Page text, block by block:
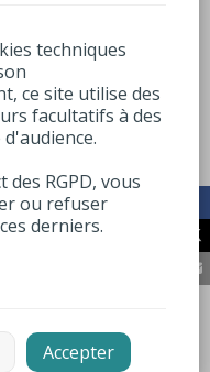
techniques
ce site utilise des
facultatifs à des
des RGPD, vous
ou refuser
derniers.
Accepter